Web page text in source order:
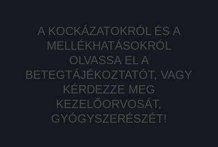
A KOCKÁZATOKRÓL ÉS A
MELLÉKHATÁSOKRÓL
OLVASSA EL A
BETEGTÁJÉKOZTATÓT, VAGY
KÉRDEZZE MEG
KEZELŐORVOSÁT,
GYÓGYSZERÉSZÉT!